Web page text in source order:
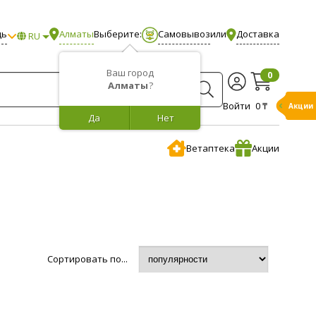
RU Алматы
Ваш город
Алматы?
Нет
Да
Выберите: Самовывозили Доставка
Войти
0
0 ₸
Ветаптека Акции
Сортировать по...
Акции